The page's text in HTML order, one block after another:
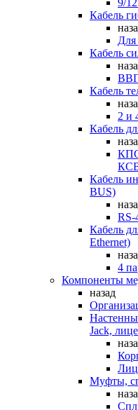
9/
Кабель
Для
Кабель
Кабель
2 и
Кабель
Кабель
BUS)
RS-
Кабель
Ethernet)
4
Компоненты
назад
Jack,
Муфты,